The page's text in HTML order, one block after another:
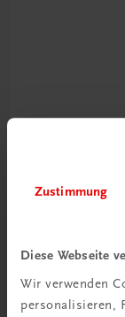
Zustimmung
Diese Webseite
Wir verwenden
personalisieren,
Neu zur
Mehr dazu